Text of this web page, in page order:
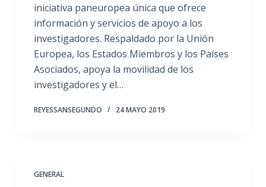
iniciativa paneuropea única que ofrece
información y servicios de apoyo a los
investigadores. Respaldado por la Unión
Europea, los Estados Miembros y los Países
Asociados, apoya la movilidad de los
investigadores y el…
REYESSANSEGUNDO 24 MAYO 2019
GENERAL